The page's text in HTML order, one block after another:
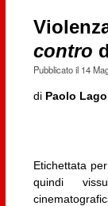
contro
Pubblicato il 14
di Paolo Lago
Etichettata
quindi